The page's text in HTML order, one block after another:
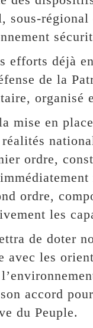
sous-
efforts déjà
de la
organisé
mise en
ordre,
ordre,
les
de doter
avec les
accord
du Peuple.